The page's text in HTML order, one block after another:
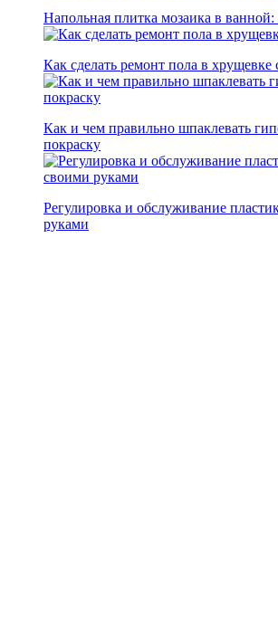
Напольная плитка мозаика в
Как сделать ремонт пола в
Как и чем правильно шпаклевать
покраску
Регулировка и обслуживание
руками